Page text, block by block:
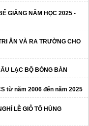
GIẢNG NĂM HỌC 2025 -
ÂN VÀ RA TRƯỜNG CHO
LẠC BỘ BÓNG BÀN
từ năm 2006 đến năm 2025
LỄ GIỖ TỔ HÙNG